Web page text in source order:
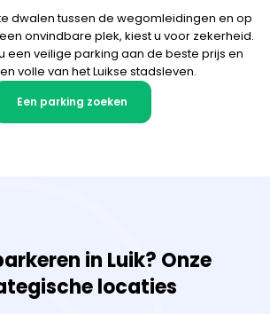
dwalen tussen de wegomleidingen en op
onvindbare plek, kiest u voor zekerheid.
een veilige parking aan de beste prijs en
volle van het Luikse stadsleven.
Een parking zoeken
in Luik? Onze
locaties